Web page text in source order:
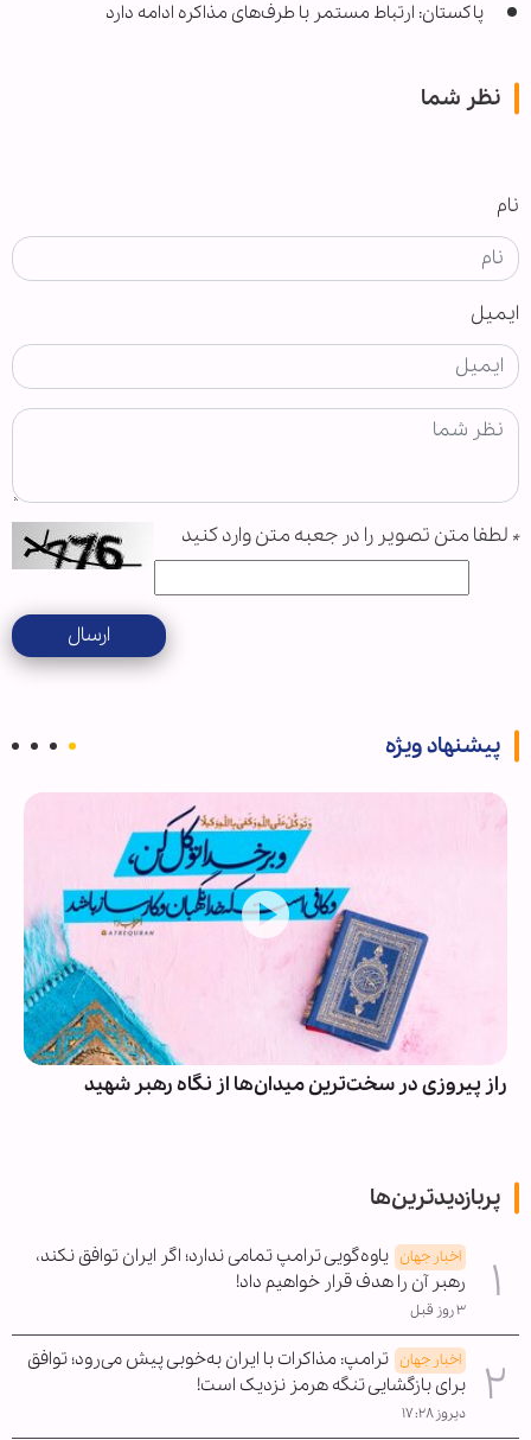
پاکستان: ارتباط مستمر با طرف‌های مذاکره ادامه دارد
نظر شما
نام
ایمیل
* لطفا متن تصویر را در جعبه متن وارد کنید
ارسال
پیشنهاد ویژه
راز پیروزی در سخت‌ترین میدان‌ها از نگاه رهبر شهید
پربازدیدترین‌ها
اخبار جهان یاوه‌گویی ترامپ تمامی ندارد؛ اگر ایران توافق نکند،
رهبر آن را هدف قرار خواهیم داد!
۳ روز قبل
اخبار جهان ترامپ: مذاکرات با ایران به‌خوبی پیش می‌رود؛ توافق
برای بازگشایی تنگه هرمز نزدیک است!
دیروز ۱۷:۲۸